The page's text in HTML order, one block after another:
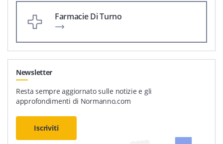
Farmacie Di Turno
Newsletter
Resta sempre aggiornato sulle notizie e gli
approfondimenti di Normanno.com
Iscriviti